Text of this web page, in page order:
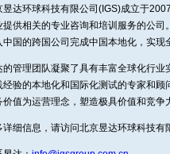
昱达环球科技有限公司(IGS)成立于
提供相关的专业咨询和培训服务的公
中国的跨国公司完成中国本地化，实现
的管理团队凝聚了具有丰富全球化行
经验的本地化和国际化测试的专家和
价值为运营理念，塑造极具价值和竞争
详细信息，请访问北京昱达环球科技有